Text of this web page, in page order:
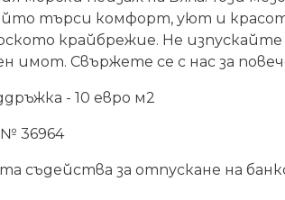
търси комфорт, уют и
крайбрежие. Не
имот. Свържете се с нас за
- 10 евро м2
36964
съдейства за отпускане на